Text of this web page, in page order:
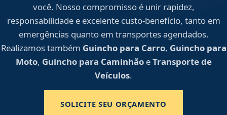
você. Nosso compromisso é unir rapidez,
responsabilidade e excelente custo-benefício, tanto em
emergências quanto em transportes agendados.
Realizamos também Guincho para Carro, Guincho para
Moto, Guincho para CaminhãoeTransporte de
Veículos.
SOLICITE SEU ORÇAMENTO